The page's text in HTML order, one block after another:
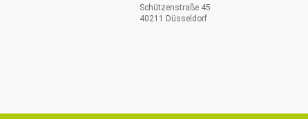
Schützenstraße 45
40211 Düsseldorf